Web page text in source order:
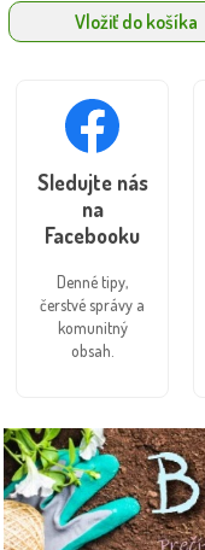
Vložiť do košíka
Sledujte nás
na
Facebooku
Denné tipy,
čerstvé správy a
komunitný
obsah.